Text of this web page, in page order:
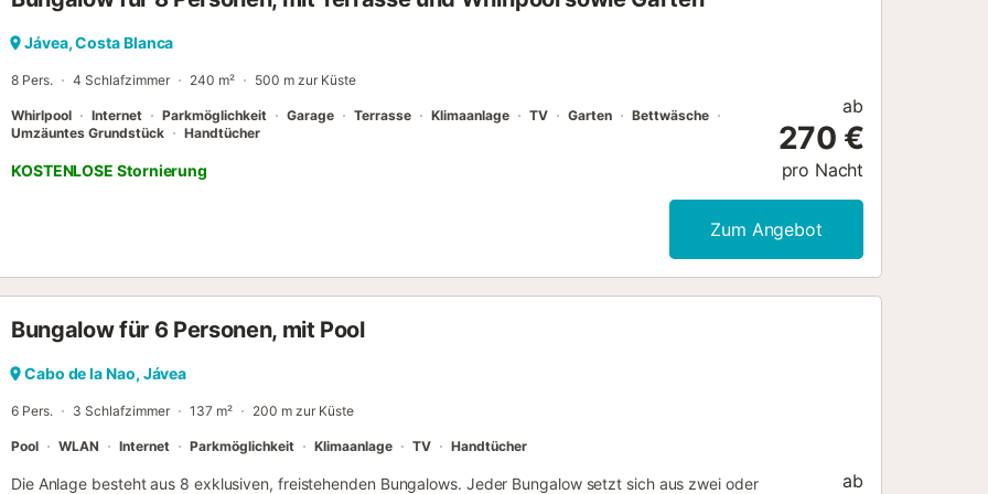
Jávea, Costa Blanca
8 Pers. 4 Schlafzimmer 240 m² 500 m zur Küste
Whirlpool Internet Parkmöglichkeit Garage Terrasse Klimaanlage TV Garten
Bettwäsche
Umzäuntes Grundstück
Handtücher
KOSTENLOSE Stornierung
ab
270 €
pro Nacht
Zum Angebot
Bungalow für 6 Personen, mit Pool
Cabo de la Nao, Jávea
6 Pers. 3 Schlafzimmer 137 m² 200 m zur Küste
Pool WLAN Internet Parkmöglichkeit Klimaanlage TV Handtücher
Die Anlage besteht aus 8 exklusiven, freistehenden Bungalows. Jeder Bungalow setzt sich aus zwei oder
ab